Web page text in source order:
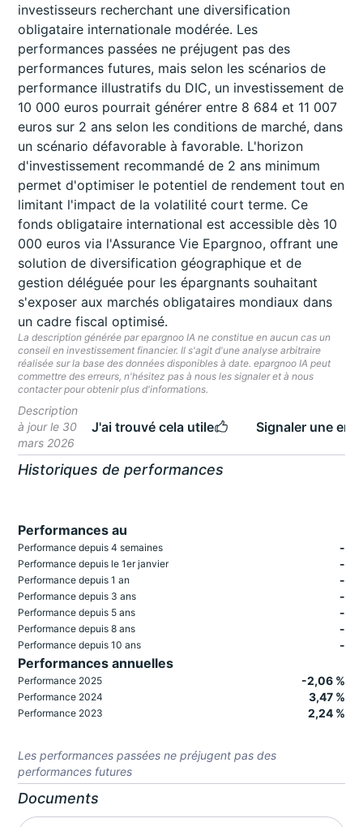
investisseurs recherchant une diversification
obligataire internationale modérée. Les
performances passées ne préjugent pas des
performances futures, mais selon les scénarios de
performance illustratifs du DIC, un investissement de
10 000 euros pourrait générer entre 8 684 et 11 007
euros sur 2 ans selon les conditions de marché, dans
un scénario défavorable à favorable. L'horizon
d'investissement recommandé de 2 ans minimum
permet d'optimiser le potentiel de rendement tout en
limitant l'impact de la volatilité court terme. Ce
fonds obligataire international est accessible dès 10
000 euros via l'Assurance Vie Epargnoo, offrant une
solution de diversification géographique et de
gestion déléguée pour les épargnants souhaitant
s'exposer aux marchés obligataires mondiaux dans
un cadre fiscal optimisé.
La description générée par epargnoo IA ne constitue en aucun cas un
conseil en investissement financier. Il s'agit d'une analyse arbitraire
réalisée sur la base des données disponibles à date. epargnoo IA peut
commettre des erreurs, n'hésitez pas à nous les signaler et à nous
contacter pour obtenir plus d'informations.
Description
à jour le 30
mars 2026
J'ai trouvé cela utile Signaler une
Historiques de performances
Performances au
Performance depuis 4 semaines -
Performance depuis le 1er janvier -
Performance depuis 1 an -
Performance depuis 3 ans -
Performance depuis 5 ans -
Performance depuis 8 ans -
Performance depuis 10 ans -
Performances annuelles
Performance 2025 -2,06 %
Performance 2024 3,47 %
Performance 2023 2,24 %
Les performances passées ne préjugent pas des
performances futures
Documents